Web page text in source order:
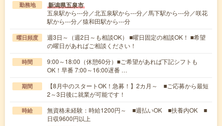
勤務地 新潟県五泉市
五泉駅から---分／北五泉駅から---分／馬下駅から---分／咲花
駅から---分／猿和田駅から---分
曜日頻度
週3日～（週2日～も相談OK） ■曜日固定の相談OK！ ■希望
の曜日があればご相談ください！
時間
9:00～18:00（休憩60分）■ご希望があれば下記シフトも
OK！早番 7:00～16:00遅番 …
期間
【8月中のスタートOK！急募！】2カ月～ ■ご応募から最短
2～3日後に就業が可能です！
時給
無資格未経験：時給1200円～ ■週払いOK ■扶養内OK ■
日収9600円以上